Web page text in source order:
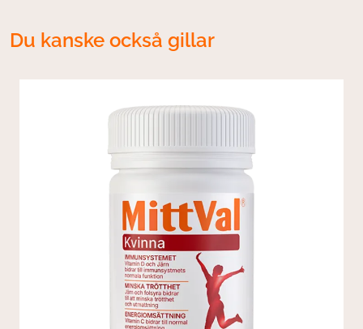
Du kanske också gillar